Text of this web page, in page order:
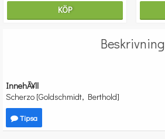
KÖP
Beskrivning
InnehÃ¥ll
Scherzo [Goldschmidt, Berthold]
Tipsa